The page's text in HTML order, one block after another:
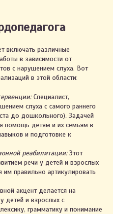
включать различные
в зависимости от
с нарушением слуха. Вот
в этой области:
Специалист,
слуха с самого раннего
до дошкольного). Задачей
помощь детям и их семьям в
и подготовке к
реабилитации:Этот
речи у детей и взрослых
правильно артикулировать
акцент делается на
детей и взрослых с
грамматику и понимание